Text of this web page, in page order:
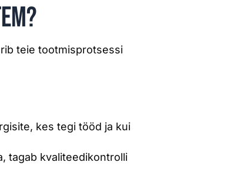
teie tootmisprotsessi
kes tegi tööd ja kui
tagab kvaliteedikontrolli